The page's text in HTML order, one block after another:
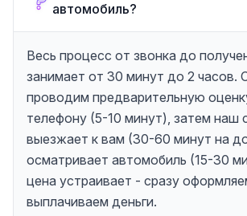
автомобиль?
Весь процесс от звонка до
занимает от 30 минут до 2 часов.
проводим предварительную
телефону (5-10 минут), затем наш
выезжает к вам (30-60 минут на
осматривает автомобиль (15-30
цена устраивает - сразу
выплачиваем деньги.